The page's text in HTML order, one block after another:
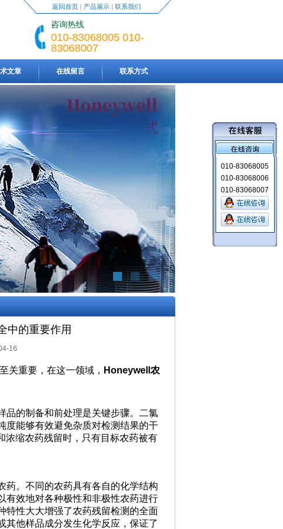
返回首页| 产品展示| 联系我们
咨询热线
010-83068005 010-
83068007
文章 在线留言 联系方式
中的重要作用
16
重要，在这一领域， Honeywell农
的制备和前处理是关键步骤。二氯
度能够有效避免杂质对检测结果的干
浓缩农药残留时，只有目标农药被有
。不同的农药具有各自的化学结构
有效地对各种极性和非极性农药进行
特性大大增强了农药残留检测的全面
其他样品成分发生化学反应，保证了
010-83068005
010-83068006
010-83068007